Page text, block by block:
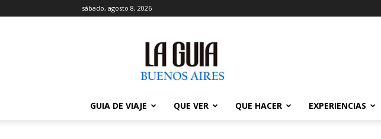
sábado, agosto 8, 2026
Guía
de
Buenos
GUIA DE VIAJE
QUE VER QUE HACER EXPERIENCIAS